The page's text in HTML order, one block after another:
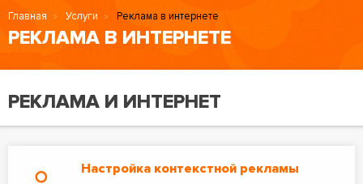
Главная Услуги Реклама в интернете
РЕКЛАМА В ИНТЕРНЕТЕ
РЕКЛАМА И ИНТЕРНЕТ
Настройка контекстной рекламы